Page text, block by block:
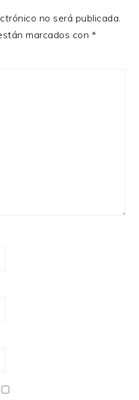
no será publicada.
marcados con *